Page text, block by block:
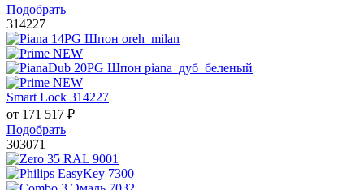
Подобрать
314227
Smart Lock 314227
от 171 517 ₽
Подобрать
303071